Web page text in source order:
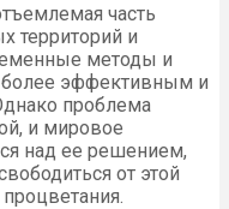
часть
территорий и
методы и
более эффективным и
проблема
и мировое
над ее решением,
от этой